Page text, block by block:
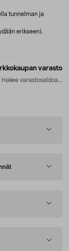
varasto
Hakee varastosaldoa...
tunnelman ja
erikseen).